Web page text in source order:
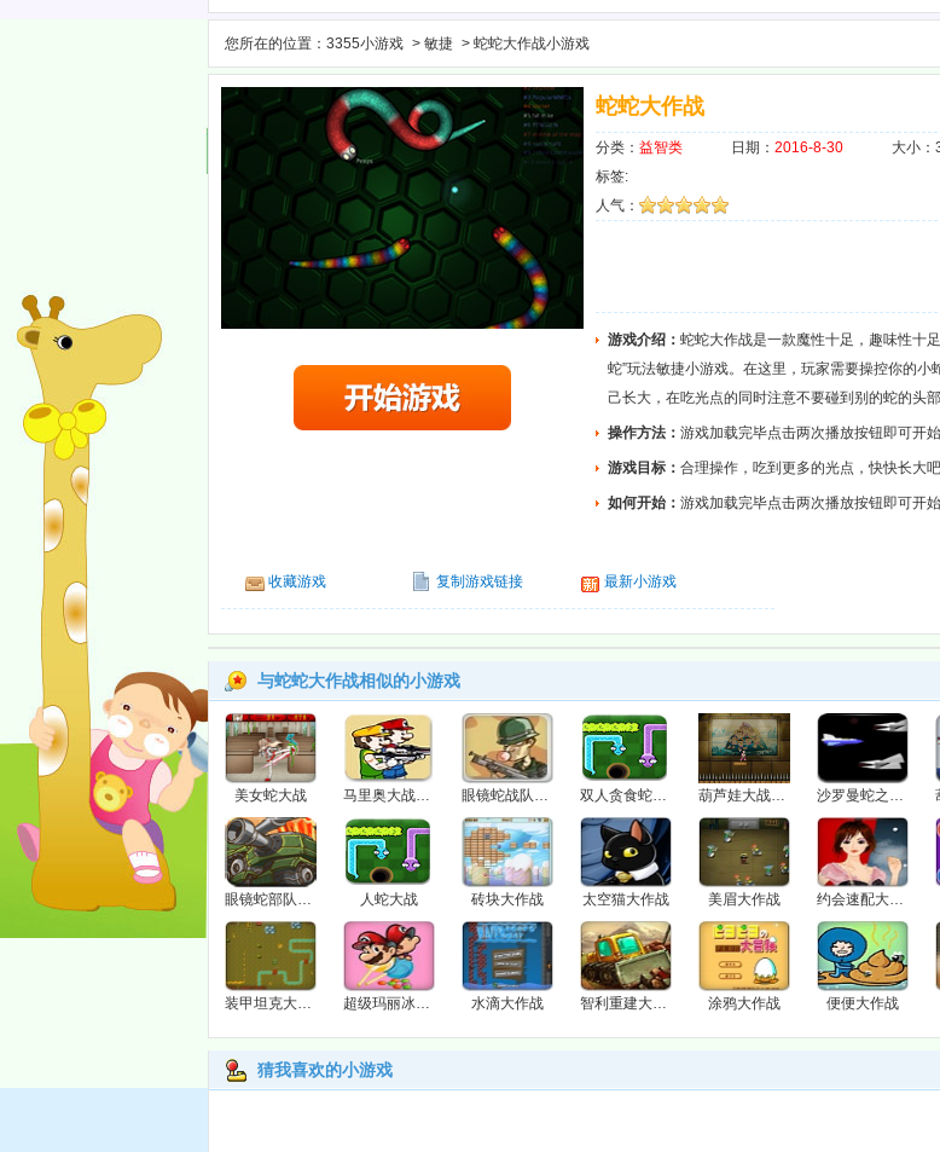
您所在的位置： 3355小游戏 > 敏捷 > 蛇蛇大作战小游戏
蛇蛇大作战
分类： 益智类 日期： 2016-8-30
大小：
标签:
人气：
游戏介绍： 蛇蛇大作战是一款魔性十足，趣味性十
蛇”玩法敏捷小游戏。在这里，玩家需要操控你的小
己长大，在吃光点的同时注意不要碰到别的蛇的头
操作方法： 游戏加载完毕点击两次播放按钮即可开始
游戏目标： 合理操作，吃到更多的光点，快快长大吧
如何开始： 游戏加载完毕点击两次播放按钮即可开始
收藏游戏 复制游戏链接 最新小游戏
与蛇蛇大作战相似的小游戏
美女蛇大战 马里奥大战蛇精 眼镜蛇战队大战坦克兵团 双人贪食蛇大战 葫芦娃大战蛇蝎2 沙罗曼蛇之大战厨房食材
眼镜蛇部队大战坦克兵团2 人蛇大战 砖块大作战 太空猫大作战 美眉大作战 约会速配大作战
装甲坦克大作战 超级玛丽冰激凌大作战 水滴大作战 智利重建大作战 涂鸦大作战 便便大作战
猜我喜欢的小游戏